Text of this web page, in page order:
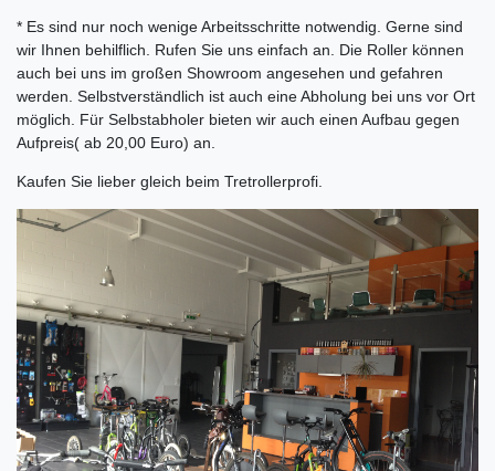
* Es sind nur noch wenige Arbeitsschritte notwendig. Gerne sind
wir Ihnen behilflich. Rufen Sie uns einfach an. Die Roller können
auch bei uns im großen Showroom angesehen und gefahren
werden. Selbstverständlich ist auch eine Abholung bei uns vor Ort
möglich. Für Selbstabholer bieten wir auch einen Aufbau gegen
Aufpreis( ab 20,00 Euro) an.
Kaufen Sie lieber gleich beim Tretrollerprofi.